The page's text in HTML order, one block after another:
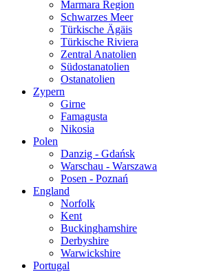
Marmara Region
Schwarzes Meer
Türkische Ägäis
Türkische Riviera
Zentral Anatolien
Südostanatolien
Ostanatolien
Zypern
Girne
Famagusta
Nikosia
Polen
Danzig - Gdańsk
Warschau - Warszawa
Posen - Poznań
England
Norfolk
Kent
Buckinghamshire
Derbyshire
Warwickshire
Portugal